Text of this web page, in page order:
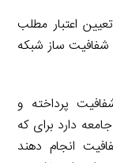
اعتبار مطلب
شفافیت ساز شبکه
پرداخته و
دارد برای که
انجام دهند